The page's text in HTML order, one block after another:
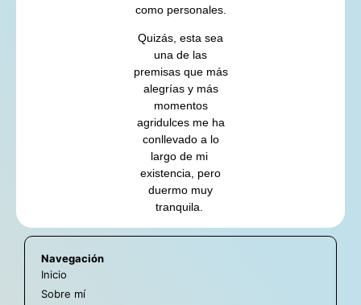
como personales.
Quizás, esta sea
una de las
premisas que más
alegrías y más
momentos
agridulces me ha
conllevado a lo
largo de mi
existencia, pero
duermo muy
tranquila.
Navegación
Inicio
Sobre mí